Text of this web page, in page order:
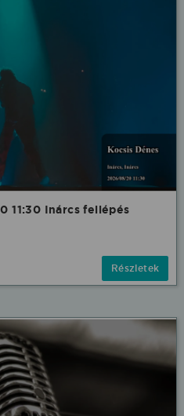
11:30 Inárcs fellépés
Részletek